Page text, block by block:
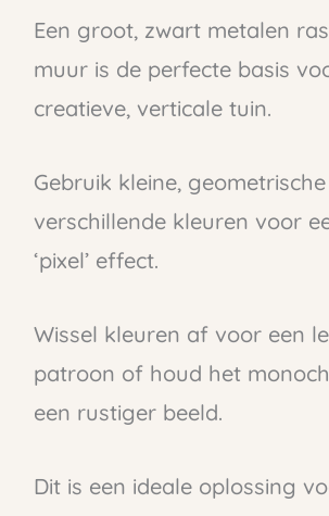
Een groot, zwart metalen
muur is de perfecte basis
creatieve, verticale tuin.
Gebruik kleine,
verschillende kleuren voor
‘pixel’ effect.
Wissel kleuren af voor een
patroon of houd het
een rustiger beeld.
Dit is een ideale oplossing